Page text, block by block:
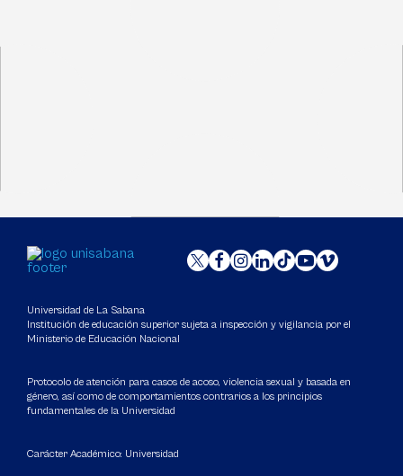
Universidad de La Sabana
Institución de educación superior sujeta a inspección y vigilancia por el
Ministerio de Educación Nacional
Protocolo de atención para casos de acoso, violencia sexual y basada en
género, así como de comportamientos contrarios a los principios
fundamentales de la Universidad
Carácter Académico: Universidad